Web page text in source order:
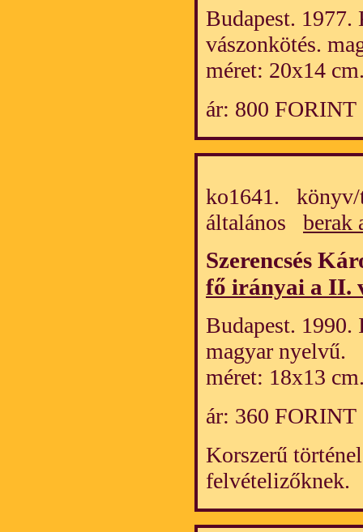
Budapest. 1977.
vászonkötés.
méret: 20x14
ár: 800 FORINT
ko1641. könyv/
általános berak
Szerencsés
fő irányai a II.
Budapest.
magyar nyelvű.
méret: 18x13
ár: 360 FORINT
Korszerű
felvételizőknek.